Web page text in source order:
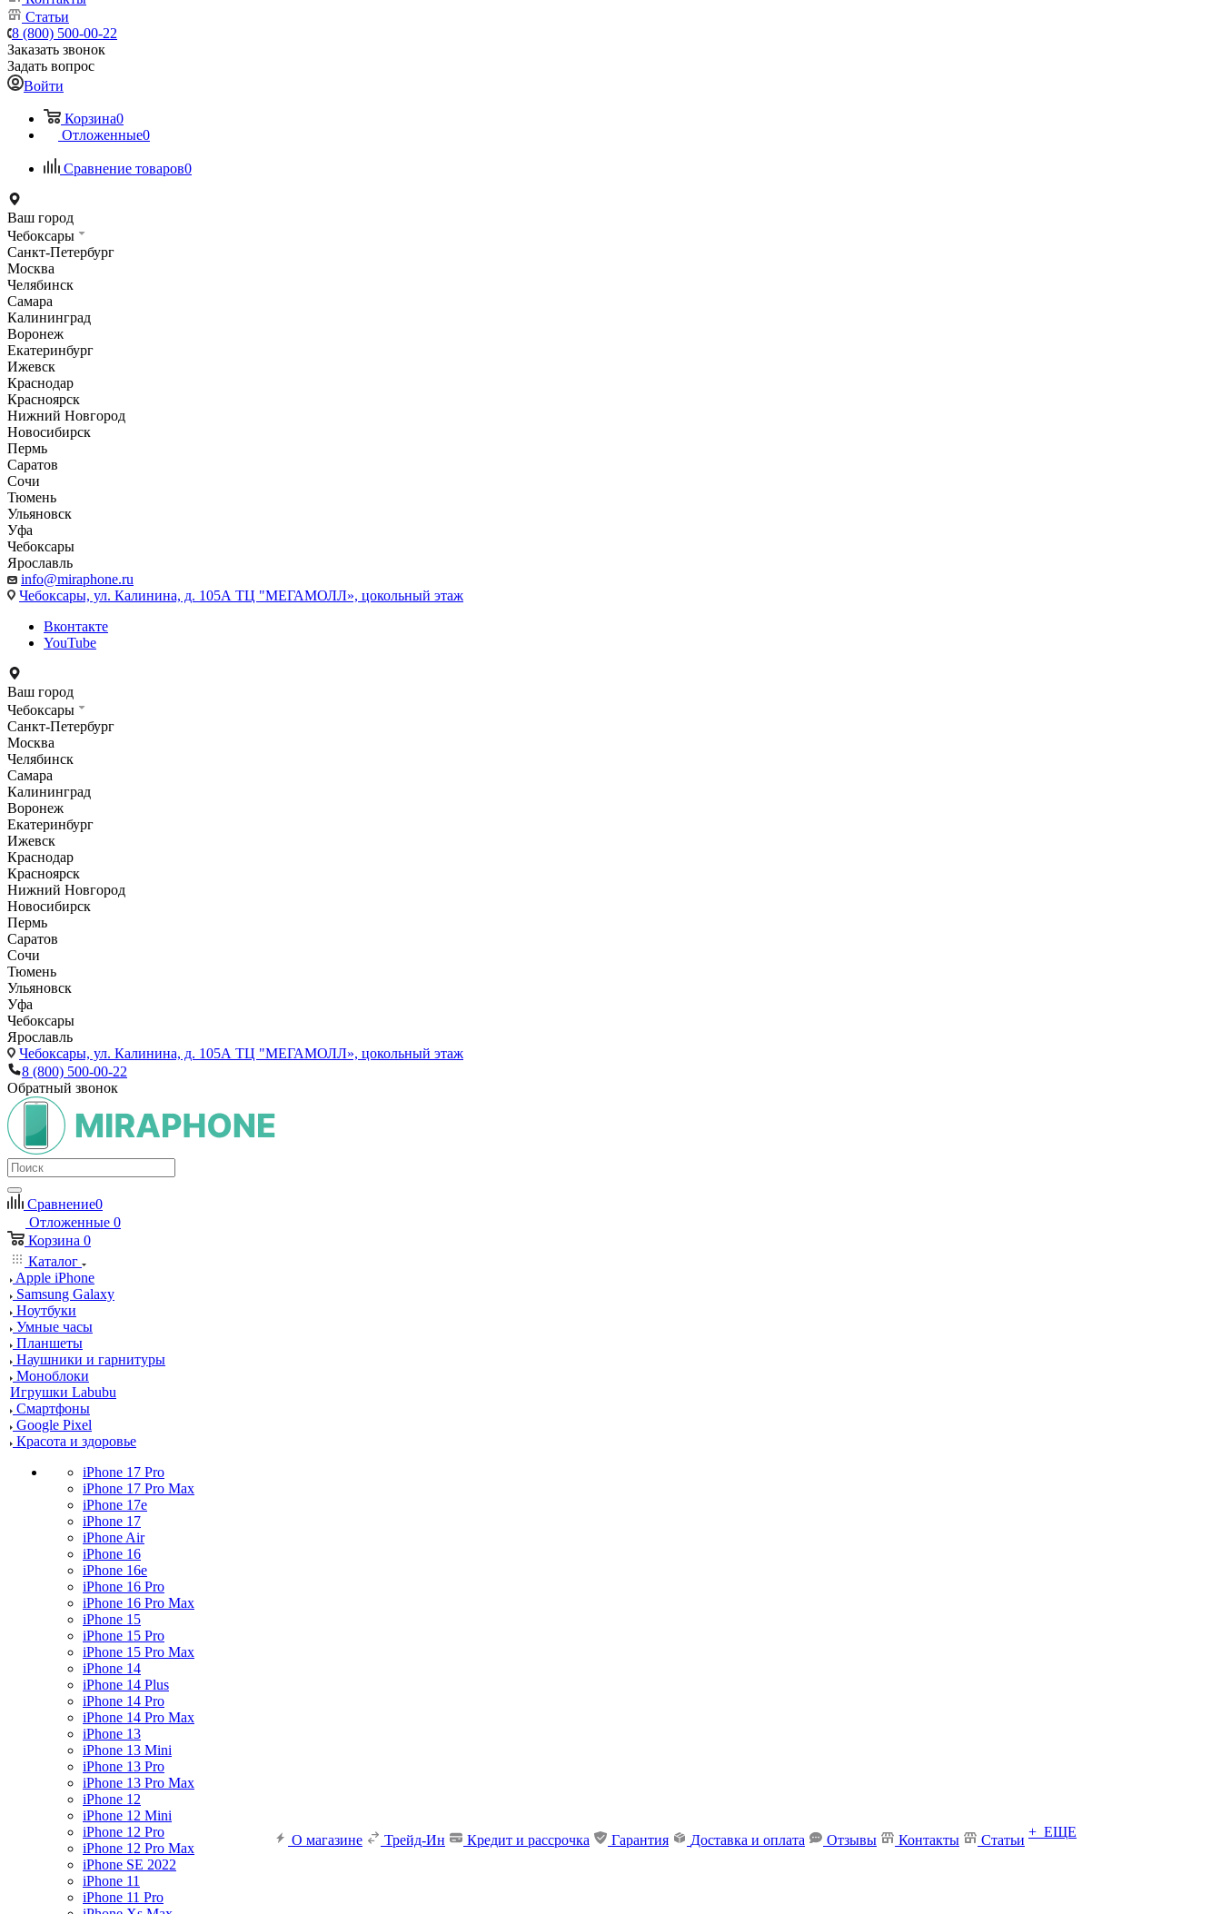
Статьи
8 (800) 500-00-22
Заказать звонок
Задать вопрос
Войти
Корзина0
Отложенные0
Сравнение товаров0
Ваш город
Чебоксары
Санкт-Петербург
Москва
Челябинск
Самара
Калининград
Воронеж
Екатеринбург
Ижевск
Краснодар
Красноярск
Нижний Новгород
Новосибирск
Пермь
Саратов
Сочи
Тюмень
Ульяновск
Уфа
Чебоксары
Ярославль
info@miraphone.ru
Чебоксары, ул. Калинина, д. 105А ТЦ "МЕГАМОЛЛ», цокольный этаж
Вконтакте
YouTube
Ваш город
Чебоксары
Санкт-Петербург
Москва
Челябинск
Самара
Калининград
Воронеж
Екатеринбург
Ижевск
Краснодар
Красноярск
Нижний Новгород
Новосибирск
Пермь
Саратов
Сочи
Тюмень
Ульяновск
Уфа
Чебоксары
Ярославль
Чебоксары, ул. Калинина, д. 105А ТЦ "МЕГАМОЛЛ», цокольный этаж
8 (800) 500-00-22
Обратный звонок
Сравнение0
Отложенные 0
Корзина 0
Каталог
Apple iPhone
Samsung Galaxy
Ноутбуки
Умные часы
Планшеты
Наушники и гарнитуры
Моноблоки
Игрушки Labubu
Смартфоны
Google Pixel
Красота и здоровье
iPhone 17 Pro
iPhone 17 Pro Max
iPhone 17e
iPhone 17
iPhone Air
iPhone 16
iPhone 16e
iPhone 16 Pro
iPhone 16 Pro Max
iPhone 15
iPhone 15 Pro
iPhone 15 Pro Max
iPhone 14
iPhone 14 Plus
iPhone 14 Pro
iPhone 14 Pro Max
iPhone 13
iPhone 13 Mini
iPhone 13 Pro
iPhone 13 Pro Max
iPhone 12
iPhone 12 Mini
iPhone 12 Pro
iPhone 12 Pro Max
iPhone SE 2022
iPhone 11
iPhone 11 Pro
О магазине Трейд-Ин Кредит и рассрочка Гарантия Доставка и оплата Отзывы Контакты Статьи
+ ЕЩЕ